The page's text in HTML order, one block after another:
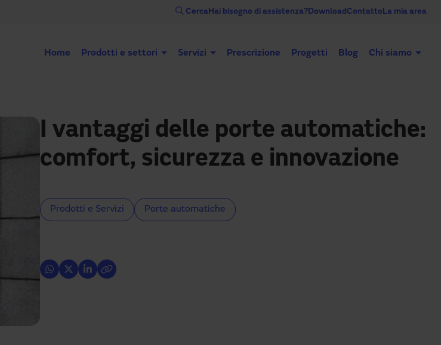
CercaHai bisogno di assistenza?DownloadContattoLa mia area
Home Prodotti e settori Servizi Prescrizione Progetti Blog Chi siamo
I vantaggi delle porte automatiche:
comfort, sicurezza e innovazione
Prodotti e Servizi Porte automatiche